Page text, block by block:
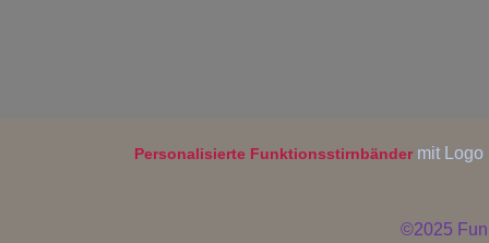
Personalisierte Funktionsstirnbänder mit
©2025